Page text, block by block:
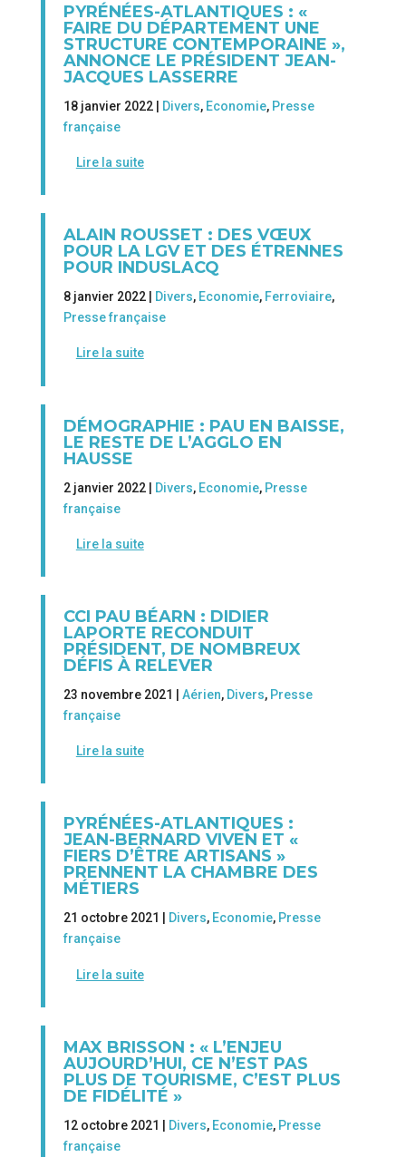
PYRÉNÉES-ATLANTIQUES : «
FAIRE DU DÉPARTEMENT UNE
STRUCTURE CONTEMPORAINE »,
ANNONCE LE PRÉSIDENT JEAN-
JACQUES LASSERRE
18 janvier 2022 | Divers, Economie, Presse
française
Lire la suite
ALAIN ROUSSET : DES VŒUX
POUR LA LGV ET DES ÉTRENNES
POUR INDUSLACQ
8 janvier 2022 | Divers, Economie, Ferroviaire,
Presse française
Lire la suite
DÉMOGRAPHIE : PAU EN BAISSE,
LE RESTE DE L’AGGLO EN
HAUSSE
2 janvier 2022 | Divers, Economie, Presse
française
Lire la suite
CCI PAU BÉARN : DIDIER
LAPORTE RECONDUIT
PRÉSIDENT, DE NOMBREUX
DÉFIS À RELEVER
23 novembre 2021 | Aérien, Divers, Presse
française
Lire la suite
PYRÉNÉES-ATLANTIQUES :
JEAN-BERNARD VIVEN ET «
FIERS D’ÊTRE ARTISANS »
PRENNENT LA CHAMBRE DES
MÉTIERS
21 octobre 2021 | Divers, Economie, Presse
française
Lire la suite
MAX BRISSON : « L’ENJEU
AUJOURD’HUI, CE N’EST PAS
PLUS DE TOURISME, C’EST PLUS
DE FIDÉLITÉ »
12 octobre 2021 | Divers, Economie, Presse
française